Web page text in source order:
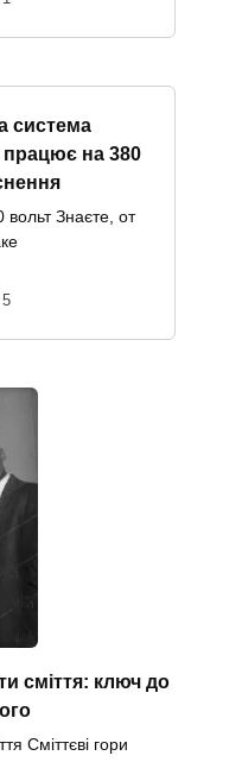
система
працює на 380
Знаєте, от
5
сміття: ключ до
Сміттєві гори